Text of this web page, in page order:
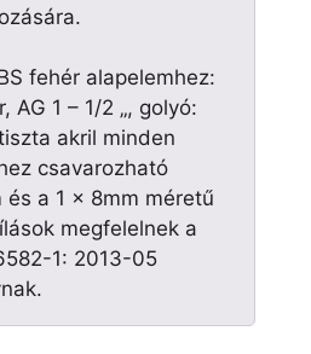
fehér alapelemhez:
AG 1 – 1/2 „, golyó:
akril minden
csavarozható
és a 1 x 8mm méretű
megfelelnek a
1: 2013-05